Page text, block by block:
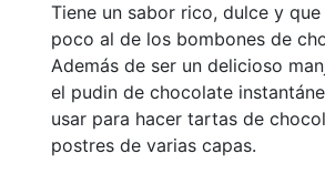
Tiene un sabor rico, dulce y
poco al de los bombones de
Además de ser un delicioso
el pudin de chocolate
usar para hacer tartas de
postres de varias capas.